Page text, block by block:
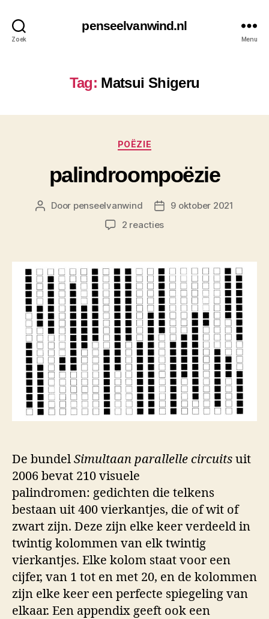
Zoek
penseelvanwind.nl
Menu
Tag: Matsui Shigeru
Categorieën
POËZIE
palindroompoëzie
Berichtauteur
Door penseelvanwind Berichtdatum
9 oktober 2021
2 reactiesop
De bundel Simultaan parallelle circuits uit
2006 bevat 210 visuele
palindromen: gedichten die telkens
bestaan uit 400 vierkantjes, die of wit of
zwart zijn. Deze zijn elke keer verdeeld in
twintig kolommen van elk twintig
vierkantjes. Elke kolom staat voor een
cijfer, van 1 tot en met 20, en de kolommen
zijn elke keer een perfecte spiegeling van
elkaar. Een appendix geeft ook een